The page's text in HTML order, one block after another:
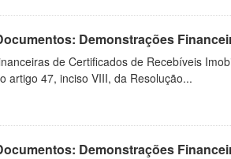
Demonstrações
de Certificados de Recebíveis
artigo 47, inciso VIII, da Resolução...
Demonstrações